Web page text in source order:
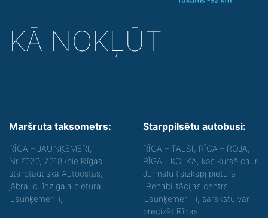
KĀ NOKĻŪT
Maršruta taksometrs:
RĪGA – JAUNĶEMERI,
Nr.7020, 7018 (pie Rīgas
starptautiskā Autoostas,
jābrauc līdz gala pietura
"Jaunķemeri");
Starppilsētu autobusi:
RĪGA – TALSI, RĪGA – ROJA,
RĪGA - KOLKA, kas kursē caur
Jūrmalu (jāizkāpj pieturā
"Rehabilitācijas centrs
"Jaunķemeri""), sarakstu var
precizēt Rīgas